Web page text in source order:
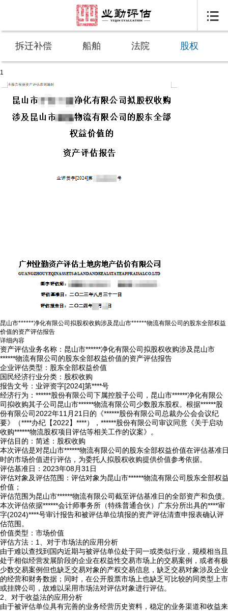

拆迁补偿 船舶 法院 股权
1
昆山市******净化有限公司拟股权收购涉及昆山市******物流有限公司的股东全部权益
价值的资产评估报告
详细内容
资产评估业务名称：昆山市******净化有限公司拟股权收购涉及昆山市
******物流有限公司的股东全部权益价值的资产评估报告
企业评估类型：股东全部权益价值
国民经济行业分类：股权收购
报告文号：业评资字[2024]第****号
经济行为：******股份有限公司下属控股子公司，昆山市******净化有限公
司拟收购其子公司昆山市******物流有限公司少数股东股权。根据******股
份有限公司2022年11月21日的《******股份有限公司总裁办公会会议纪
要》（****办纪【2022】****），******股份有限公司审议同意《关于启动
收购******物流股权项目评估等相关工作的议案》。
评估目的：简述：股权收购
本次评估是对昆山市******物流有限公司的股东全部权益价值在评估基准
时的市场价值进行评估，为委托人拟股权收购提供价值参考依据。
评估基准日：2023年08月31日
评估对象及评估范围：评估对象为昆山市******物流有限公司股东全部权
价值；
评估范围为昆山市******物流有限公司截至评估基准日的全部资产和负债
本次评估依据******会计师事务所（特殊普通合伙）广东分所出具的****审
字(2024)****号审计报告和被评估单位填报的资产评估清查申报表确认评
估范围。
价值类型：市场价值
评估方法：1、对于市场法的应用分析
由于难以查找到国内近期与被评估单位处于同一或类似行业，规模相当且
处于相似经营发展阶段的企业在权益性交易市场上的交易案例，或者有极
少数交易案例但也缺乏交易对象的产权交易信息，缺乏交易对象涉及企业
的经营和财务数据；同时，在公开股票市场上也缺乏可比较的同类型上市
或挂牌公司，故难以采用市场法对评估对象进行评估。
2、对于收益法的应用分析
由于被评估单位具有完善的业务经营历史资料，稳定的业务渠道和收益来